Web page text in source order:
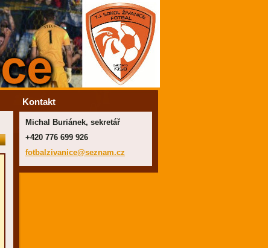
Kontakt
Michal Buriánek, sekretář
+420 776 699 926
fotbalzivanice@seznam.cz